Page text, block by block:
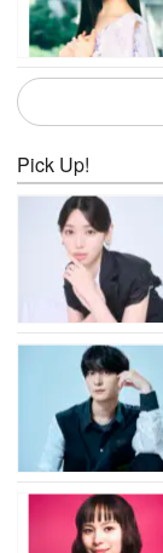
Pick Up!